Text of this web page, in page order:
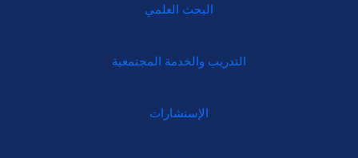
البحث العلمي
التدريب والخدمة المجتمعية
الإستشارات